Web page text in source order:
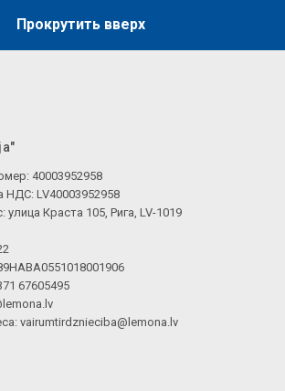
Прокрутить вверх
40003952958
LV40003952958
Краста 105, Рига, LV-1019
67605495
vairumtirdznieciba@lemona.lv